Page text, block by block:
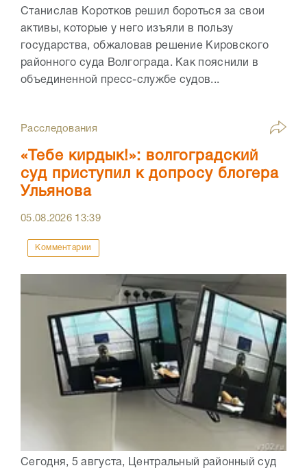
Станислав Коротков решил бороться за свои
активы, которые у него изъяли в пользу
государства, обжаловав решение Кировского
районного суда Волгограда. Как пояснили в
объединенной пресс-службе судов...
Расследования
«Тебе кирдык!»: волгоградский
суд приступил к допросу блогера
Ульянова
05.08.2026 13:39
Комментарии
Сегодня, 5 августа, Центральный районный суд